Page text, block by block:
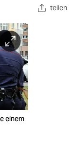
teilen
einem